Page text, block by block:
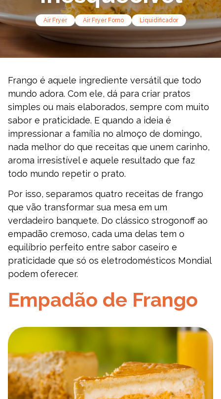
Air Fryer Air Fryer Forno Liquidificador
Frango é aquele ingrediente versátil que todo
mundo adora. Com ele, dá para criar pratos
simples ou mais elaborados, sempre com muito
sabor e praticidade. E quando a ideia é
impressionar a família no almoço de domingo,
nada melhor do que receitas que unem carinho,
aroma irresistível e aquele resultado que faz
todo mundo repetir o prato.
Por isso, separamos quatro receitas de frango
que vão transformar sua mesa em um
verdadeiro banquete. Do clássico strogonoff ao
empadão cremoso, cada uma delas tem o
equilíbrio perfeito entre sabor caseiro e
praticidade que só os eletrodomésticos Mondial
podem oferecer.
Empadão de Frango